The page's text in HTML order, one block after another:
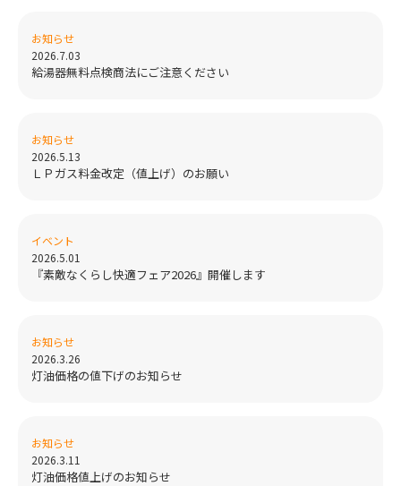
お知らせ
2026.7.03
給湯器無料点検商法にご注意ください
お知らせ
2026.5.13
ＬＰガス料金改定（値上げ）のお願い
イベント
2026.5.01
『素敵なくらし快適フェア2026』開催します
お知らせ
2026.3.26
灯油価格の値下げのお知らせ
お知らせ
2026.3.11
灯油価格値上げのお知らせ